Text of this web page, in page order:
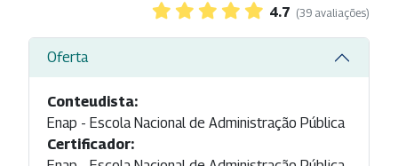
4.7 (39 avaliações)
Oferta
Conteudista:
Enap - Escola Nacional de Administração Pública
Certificador: